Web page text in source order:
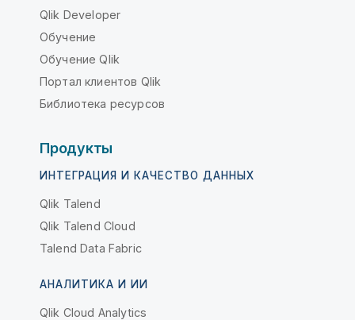
Qlik Developer
Обучение
Обучение Qlik
Портал клиентов Qlik
Библиотека ресурсов
Продукты
ИНТЕГРАЦИЯ И КАЧЕСТВО ДАННЫХ
Qlik Talend
Qlik Talend Cloud
Talend Data Fabric
АНАЛИТИКА И ИИ
Qlik Cloud Analytics